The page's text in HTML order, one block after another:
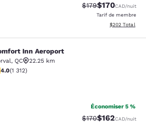
Tarif barré :
$179Tarif réduit :
$170CAD/nuit
Tarif de membre
Afficher les
$202 Total
Aeroport
Inn Aeroport
, QC
22.25 km
étoiles. Très bon. 1312 commentaires
4.0(1 312)
Économiser 5 %
Tarif barré :
$170Tarif réduit :
$162CAD/nuit